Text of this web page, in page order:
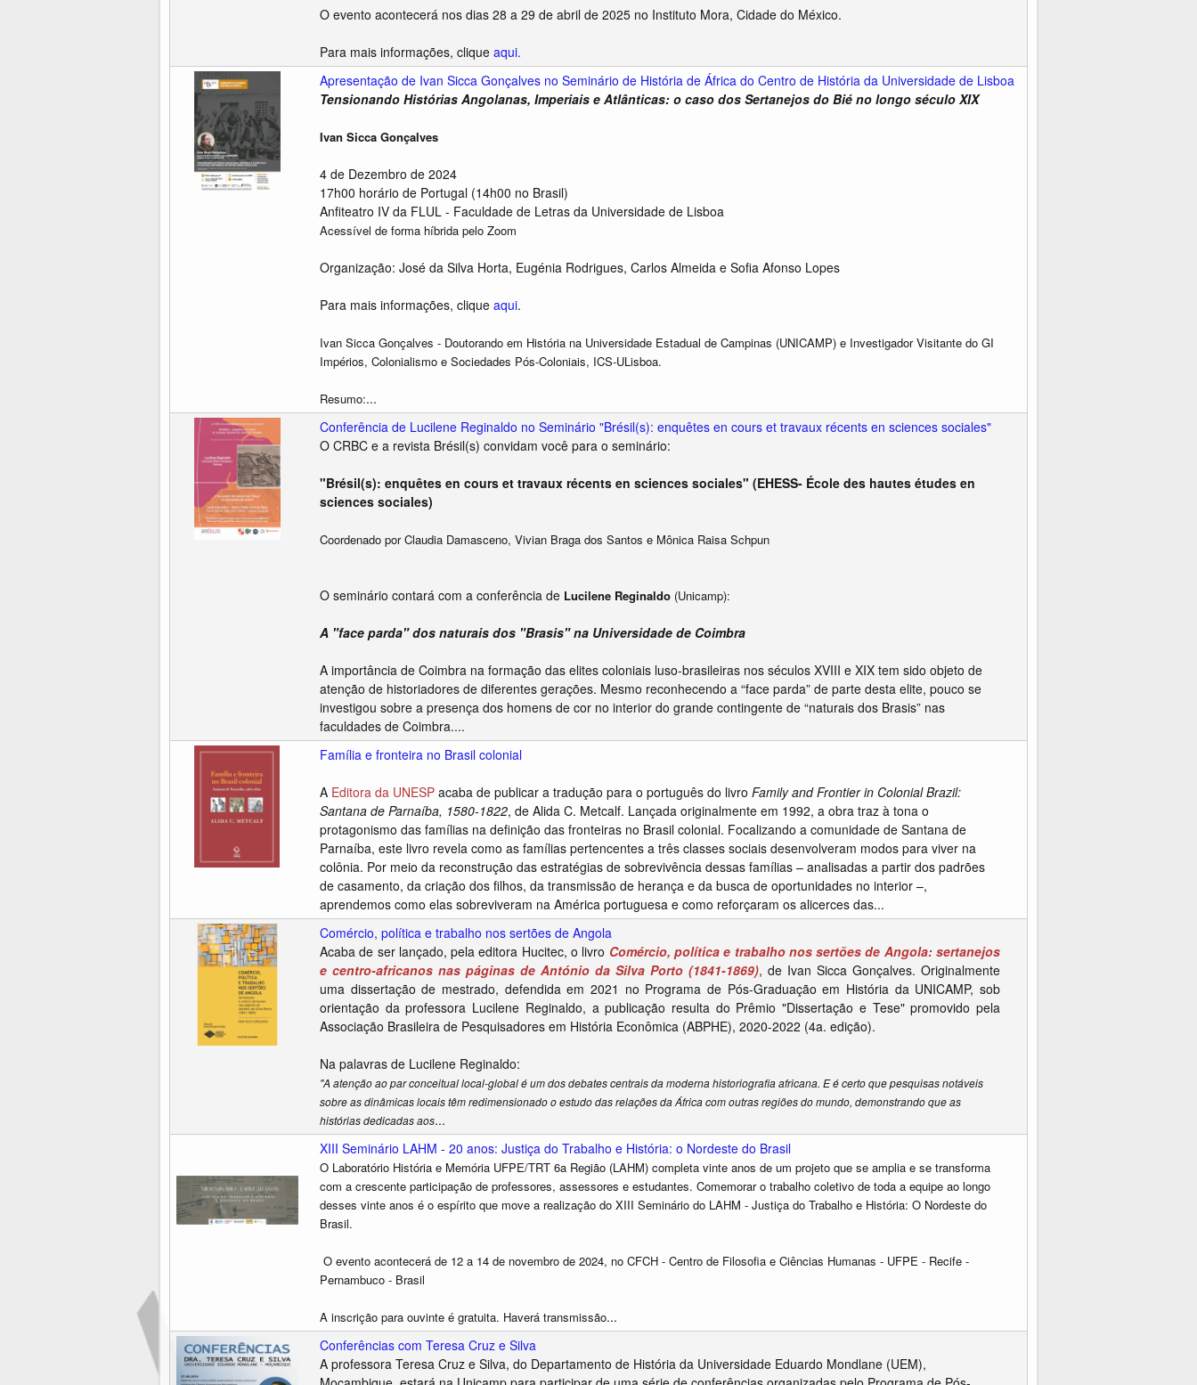
O evento acontecerá nos dias 28 a 29 de abril de 2025 no Instituto Mora, Cidade do México.
Para mais informações, clique aqui.
Apresentação de Ivan Sicca Gonçalves no Seminário de História de África do Centro de História da Universidade de Lisboa
Tensionando Histórias Angolanas, Imperiais e Atlânticas: o caso dos Sertanejos do Bié no longo século XIX
Ivan Sicca Gonçalves
4 de Dezembro de 2024
17h00 horário de Portugal (14h00 no Brasil)
Anfiteatro IV da FLUL - Faculdade de Letras da Universidade de Lisboa
Acessível de forma híbrida pelo Zoom
Organização: José da Silva Horta, Eugénia Rodrigues, Carlos Almeida e Sofia Afonso Lopes
Para mais informações, clique aqui.
Ivan Sicca Gonçalves - Doutorando em História na Universidade Estadual de Campinas (UNICAMP) e Investigador Visitante do GI
Impérios, Colonialismo e Sociedades Pós-Coloniais, ICS-ULisboa.
Resumo:...
Conferência de Lucilene Reginaldo no Seminário "Brésil(s): enquêtes en cours et travaux récents en sciences sociales"
O CRBC e a revista Brésil(s) convidam você para o seminário:
"Brésil(s): enquêtes en cours et travaux récents en sciences sociales" (EHESS- École des hautes études en
sciences sociales)
Coordenado por Claudia Damasceno, Vivian Braga dos Santos e Mônica Raisa Schpun
O seminário contará com a conferência de Lucilene Reginaldo (Unicamp):
A "face parda" dos naturais dos "Brasis" na Universidade de Coimbra
A importância de Coimbra na formação das elites coloniais luso-brasileiras nos séculos XVIII e XIX tem sido objeto de
atenção de historiadores de diferentes gerações. Mesmo reconhecendo a “face parda” de parte desta elite, pouco se
investigou sobre a presença dos homens de cor no interior do grande contingente de “naturais dos Brasis” nas
faculdades de Coimbra....
Família e fronteira no Brasil colonial
A Editora da UNESP acaba de publicar a tradução para o português do livro Family and Frontier in Colonial Brazil:
Santana de Parnaíba, 1580-1822, de Alida C. Metcalf. Lançada originalmente em 1992, a obra traz à tona o
protagonismo das famílias na definição das fronteiras no Brasil colonial. Focalizando a comunidade de Santana de
Parnaíba, este livro revela como as famílias pertencentes a três classes sociais desenvolveram modos para viver na
colônia. Por meio da reconstrução das estratégias de sobrevivência dessas famílias – analisadas a partir dos padrões
de casamento, da criação dos filhos, da transmissão de herança e da busca de oportunidades no interior –,
aprendemos como elas sobreviveram na América portuguesa e como reforçaram os alicerces das...
Comércio, política e trabalho nos sertões de Angola
Acaba de ser lançado, pela editora Hucitec, o livro Comércio, política e trabalho nos sertões de Angola: sertanejos
e centro-africanos nas páginas de António da Silva Porto (1841-1869), de Ivan Sicca Gonçalves. Originalmente
uma dissertação de mestrado, defendida em 2021 no Programa de Pós-Graduação em História da UNICAMP, sob
orientação da professora Lucilene Reginaldo, a publicação resulta do Prêmio "Dissertação e Tese" promovido pela
Associação Brasileira de Pesquisadores em História Econômica (ABPHE), 2020-2022 (4a. edição).
Na palavras de Lucilene Reginaldo:
"A atenção ao par conceitual local-global é um dos debates centrais da moderna historiografia africana. E é certo que pesquisas notáveis
sobre as dinâmicas locais têm redimensionado o estudo das relações da África com outras regiões do mundo, demonstrando que as
histórias dedicadas aos...
XIII Seminário LAHM - 20 anos: Justiça do Trabalho e História: o Nordeste do Brasil
O Laboratório História e Memória UFPE/TRT 6a Região (LAHM) completa vinte anos de um projeto que se amplia e se transforma
com a crescente participação de professores, assessores e estudantes. Comemorar o trabalho coletivo de toda a equipe ao longo
desses vinte anos é o espírito que move a realização do XIII Seminário do LAHM - Justiça do Trabalho e História: O Nordeste do
Brasil.
O evento acontecerá de 12 a 14 de novembro de 2024, no CFCH - Centro de Filosofia e Ciências Humanas - UFPE - Recife -
Pernambuco - Brasil
A inscrição para ouvinte é gratuita. Haverá transmissão...
Conferências com Teresa Cruz e Silva
A professora Teresa Cruz e Silva, do Departamento de História da Universidade Eduardo Mondlane (UEM),